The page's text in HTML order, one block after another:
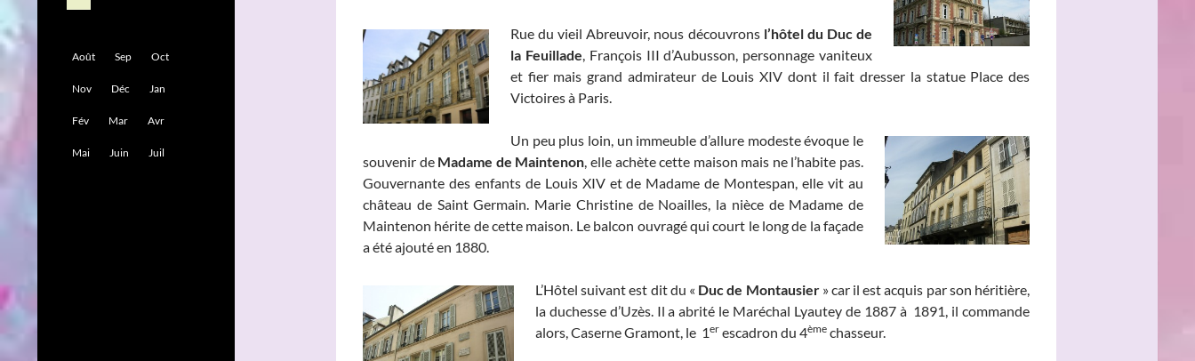
Rue du vieil Abreuvoir, nous découvrons l’hôtel du Duc de
la Feuillade, François III d’Aubusson, personnage vaniteux
et fier mais grand admirateur de Louis XIV dont il fait dresser la statue Place des
Victoires à Paris.
Un peu plus loin, un immeuble d’allure modeste évoque le
souvenir de Madame de Maintenon, elle achète cette maison mais ne l’habite pas.
Gouvernante des enfants de Louis XIV et de Madame de Montespan, elle vit au
château de Saint Germain. Marie Christine de Noailles, la nièce de Madame de
Maintenon hérite de cette maison. Le balcon ouvragé qui court le long de la façade
a été ajouté en 1880.
L’Hôtel suivant est dit du « Duc de Montausier» car il est acquis par son héritière,
la duchesse d’Uzès. Il a abrité le Maréchal Lyautey de 1887 à 1891, il commande
alors, Caserne Gramont, le 1er escadron du 4ème chasseur.
Août Sep Oct
Nov Déc Jan
Fév Mar Avr
Mai Juin Juil